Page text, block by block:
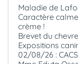
Maladie de
Caractère
crème !
Brevet du
Expositions
02/08/26 :